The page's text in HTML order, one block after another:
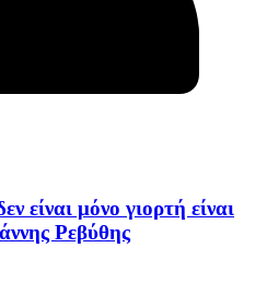
είναι μόνο γιορτή είναι
Ρεβύθης